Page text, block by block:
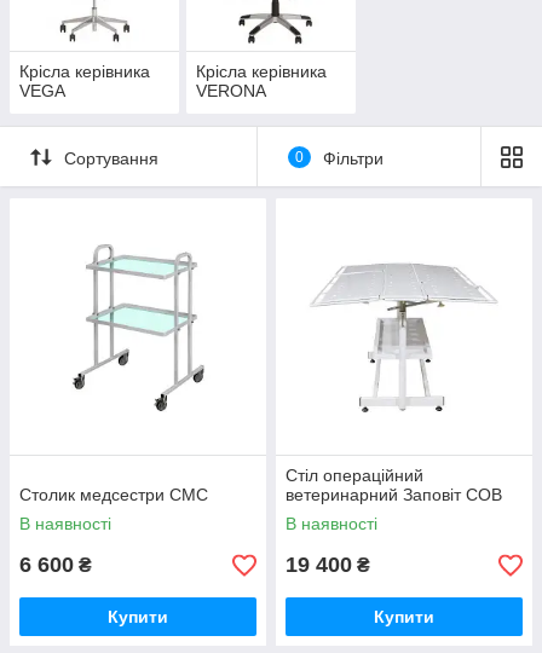
Крісла керівника
VEGA
Крісла керівника
VERONA
Сортування 0 Фільтри
Столик медсестри СМС
В наявності
6 600 ₴
Купити
Стіл операційний
ветеринарний Заповіт СОВ
В наявності
19 400 ₴
Купити